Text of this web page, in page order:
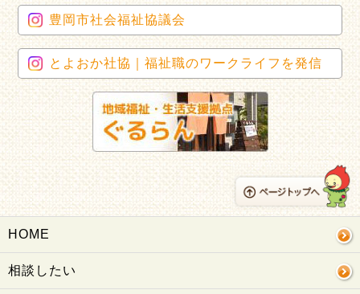
豊岡市社会福祉協議会
とよおか社協｜福祉職のワークライフを発信
HOME
相談したい